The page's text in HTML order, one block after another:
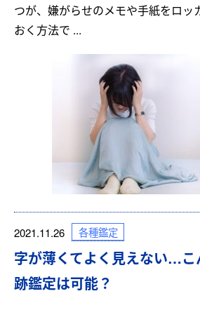
つが、嫌がらせのメモや手紙をロッ
おく方法で ...
2021.11.26 各種鑑定
字が薄くてよく見えない…こ
跡鑑定は可能？